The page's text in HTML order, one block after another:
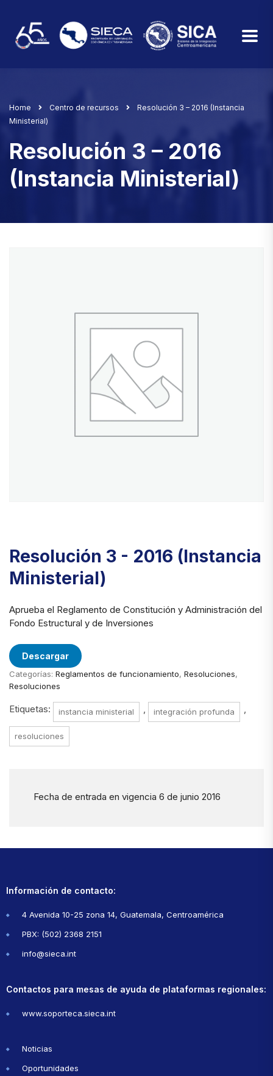
Home Centro de recursos
Resolución 3 – 2016 (Instancia
Ministerial)
Resolución 3 – 2016
(Instancia Ministerial)
Resolución 3 - 2016 (Instancia
Ministerial)
Aprueba el Reglamento de Constitución y Administración del
Fondo Estructural y de Inversiones
Descargar
Categorías: Reglamentos de funcionamiento, Resoluciones,
Resoluciones
Etiquetas: instancia ministerial , integración profunda ,
resoluciones
Fecha de entrada en vigencia 6 de junio 2016
Información de contacto:
4 Avenida 10-25 zona 14, Guatemala, Centroamérica
PBX: (502) 2368 2151
info@sieca.int
Contactos para mesas de ayuda de plataformas regionales:
www.soporteca.sieca.int
Noticias
Oportunidades